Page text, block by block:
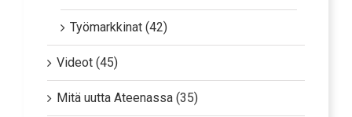
Työmarkkinat (42)
Videot (45)
Mitä uutta Ateenassa (35)